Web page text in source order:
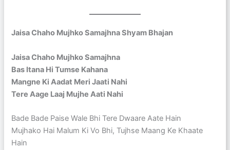
Jaisa Chaho Mujhko Samajhna Shyam Bhajan
Jaisa Chaho Mujhko Samajhna
Bas Itana Hi Tumse Kahana
Mangne Ki Aadat Meri Jaati Nahi
Tere Aage Laaj Mujhe Aati Nahi
Bade Bade Paise Wale Bhi Tere Dwaare Aate Hain
Mujhako Hai Malum Ki Vo Bhi, Tujhse Maang Ke Khaate
Hain